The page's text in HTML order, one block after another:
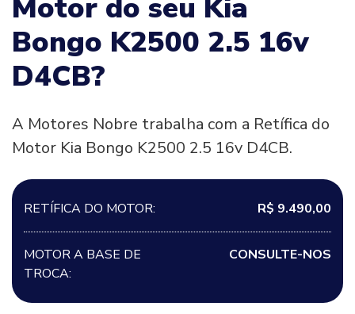
Motor do seu Kia
Bongo K2500 2.5 16v
D4CB?
A Motores Nobre trabalha com a Retífica do
Motor Kia Bongo K2500 2.5 16v D4CB.
RETÍFICA DO MOTOR: R$ 9.490,00
MOTOR A BASE DE
TROCA:
CONSULTE-NOS